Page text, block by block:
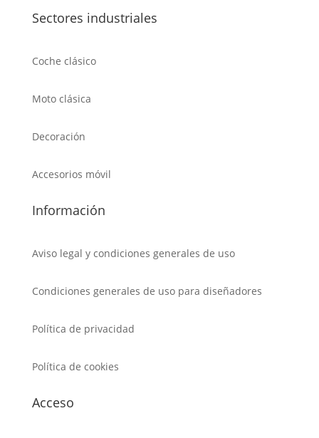
Sectores industriales
Coche clásico
Moto clásica
Decoración
Accesorios móvil
Información
Aviso legal y condiciones generales de uso
Condiciones generales de uso para diseñadores
Política de privacidad
Política de cookies
Acceso